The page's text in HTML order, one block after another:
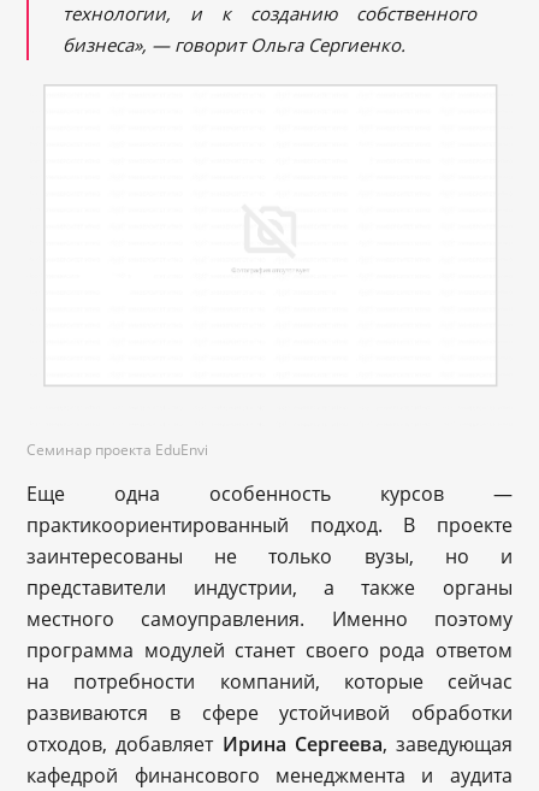
технологии, и к созданию собственного
бизнеса», — говорит Ольга Сергиенко.
Семинар проекта EduEnvi
Еще одна особенность курсов —
практикоориентированный подход. В проекте
заинтересованы не только вузы, но и
представители индустрии, а также органы
местного самоуправления. Именно поэтому
программа модулей станет своего рода ответом
на потребности компаний, которые сейчас
развиваются в сфере устойчивой обработки
отходов, добавляет Ирина Сергеева, заведующая
кафедрой финансового менеджмента и аудита